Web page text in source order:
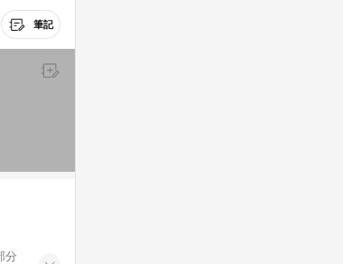
筆記